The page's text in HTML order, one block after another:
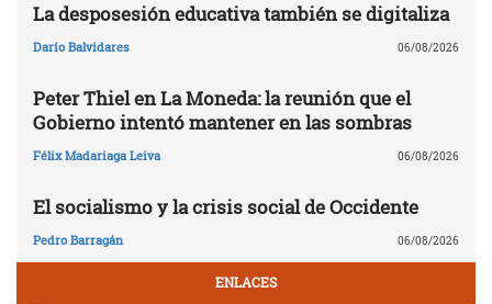
La desposesión educativa también se digitaliza
Darío Balvidares 06/08/2026
Peter Thiel en La Moneda: la reunión que el
Gobierno intentó mantener en las sombras
Félix Madariaga Leiva 06/08/2026
El socialismo y la crisis social de Occidente
Pedro Barragán 06/08/2026
ENLACES